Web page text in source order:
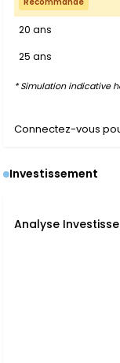
20 ans
25 ans
* Simulation indicative
Connectez-vous
Investissement
Analyse